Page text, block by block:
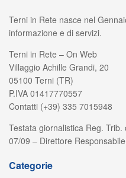
Terni in Rete nasce nel
informazione e di servizi.
Terni in Rete – On Web
Villaggio Achille Grandi, 20
05100 Terni (TR)
P.IVA 01417770557
Contatti (+39) 335 7015948
Testata giornalistica Reg.
07/09 – Direttore
Categorie